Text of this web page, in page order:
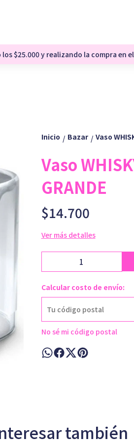
$25.000 y realizando la compra en
Inicio / Bazar / Vaso
Vaso
GRANDE
$14.700
Ver más detalles
Calcular costo de envío:
No sé mi código postal
también